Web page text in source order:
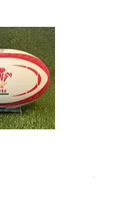
Cena